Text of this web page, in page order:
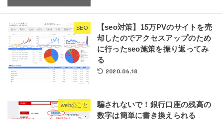
SEO
【seo対策】15万PVのサイトを売
却したのでアクセスアップのため
に行ったseo施策を振り返ってみ
る
2020.06.18
webのこと
騙されないで！銀行口座の残高の
数字は簡単に書き換えられる